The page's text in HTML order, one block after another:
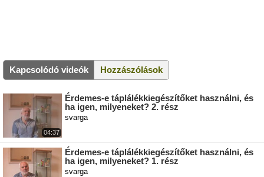
Kapcsolódó videók Hozzászólások
04:37
Érdemes-e táplálékkiegészítőket használni, és
ha igen, milyeneket? 2. rész
svarga
Érdemes-e táplálékkiegészítőket használni, és
ha igen, milyeneket? 1. rész
svarga